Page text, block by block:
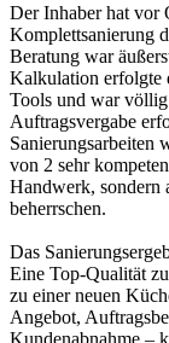
Der Inhaber hat vor
Komplettsanierung
Beratung war
Kalkulation erfolgte
Tools und war
Auftragsvergabe
Sanierungsarbeiten
von 2 sehr
Handwerk, sondern
beherrschen.
Das
Eine Top-Qualität
zu einer neuen
Angebot,
Kundenabnahme –